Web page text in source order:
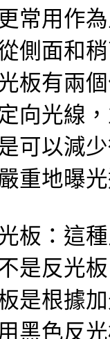
常用作
側面和
板有兩
向光線
可以減
重地曝
板：這
是反光
是根據
黑色反